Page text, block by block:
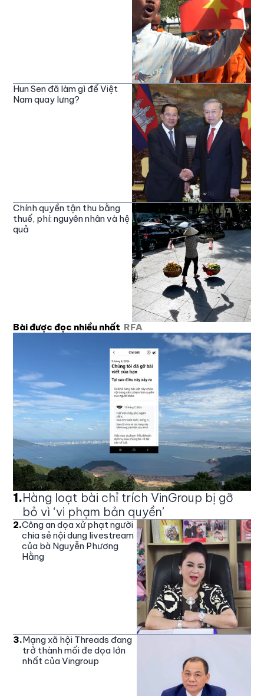
Hun Sen đã làm gì để Việt
Nam quay lưng?
Chính quyền tận thu bằng
thuế, phí: nguyên nhân và hệ
quả
Bài được đọc nhiều nhất RFA
1.Hàng loạt bài chỉ trích VinGroup bị gỡ
bỏ vì ‘vi phạm bản quyền’
2.Công an dọa xử phạt người
chia sẻ nội dung livestream
của bà Nguyễn Phương
Hằng
3.Mạng xã hội Threads đang
trở thành mối đe dọa lớn
nhất của Vingroup